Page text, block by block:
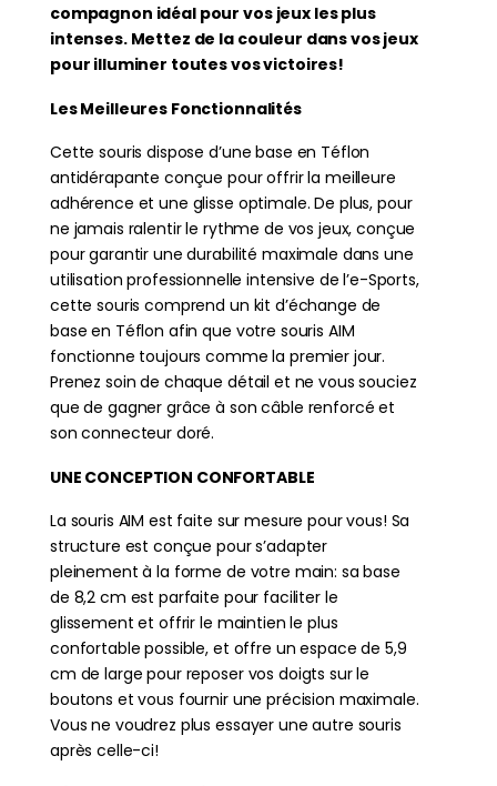
compagnon idéal pour vos jeux les plus
intenses. Mettez de la couleur dans vos jeux
pour illuminer toutes vos victoires!
Les Meilleures Fonctionnalités
Cette souris dispose d’une base en Téflon
antidérapante conçue pour offrir la meilleure
adhérence et une glisse optimale. De plus, pour
ne jamais ralentir le rythme de vos jeux, conçue
pour garantir une durabilité maximale dans une
utilisation professionnelle intensive de l’e-Sports,
cette souris comprend un kit d’échange de
base en Téflon afin que votre souris AIM
fonctionne toujours comme la premier jour.
Prenez soin de chaque détail et ne vous souciez
que de gagner grâce à son câble renforcé et
son connecteur doré.
UNE CONCEPTION CONFORTABLE
La souris AIM est faite sur mesure pour vous! Sa
structure est conçue pour s’adapter
pleinement à la forme de votre main: sa base
de 8,2 cm est parfaite pour faciliter le
glissement et offrir le maintien le plus
confortable possible, et offre un espace de 5,9
cm de large pour reposer vos doigts sur le
boutons et vous fournir une précision maximale.
Vous ne voudrez plus essayer une autre souris
après celle-ci!